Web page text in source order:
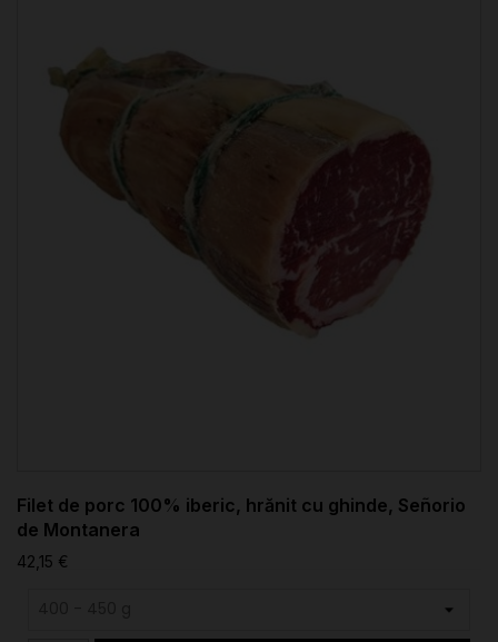
Filet de porc 100% iberic, hrănit cu ghinde, Señorio
de Montanera
42,15 €